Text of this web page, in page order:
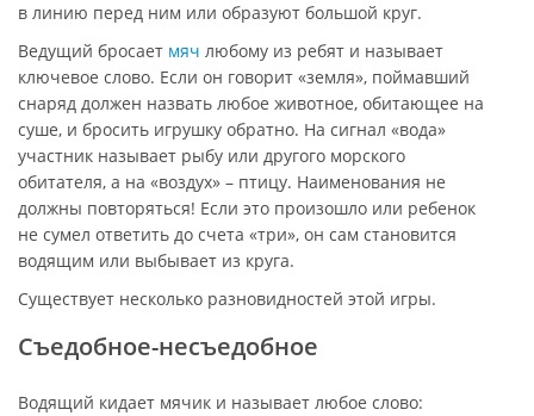
в линию перед ним или образуют большой круг.
Ведущий бросает мяч любому из ребят и называет
ключевое слово. Если он говорит «земля», поймавший
снаряд должен назвать любое животное, обитающее на
суше, и бросить игрушку обратно. На сигнал «вода»
участник называет рыбу или другого морского
обитателя, а на «воздух» – птицу. Наименования не
должны повторяться! Если это произошло или ребенок
не сумел ответить до счета «три», он сам становится
водящим или выбывает из круга.
Существует несколько разновидностей этой игры.
Съедобное-несъедобное
Водящий кидает мячик и называет любое слово: